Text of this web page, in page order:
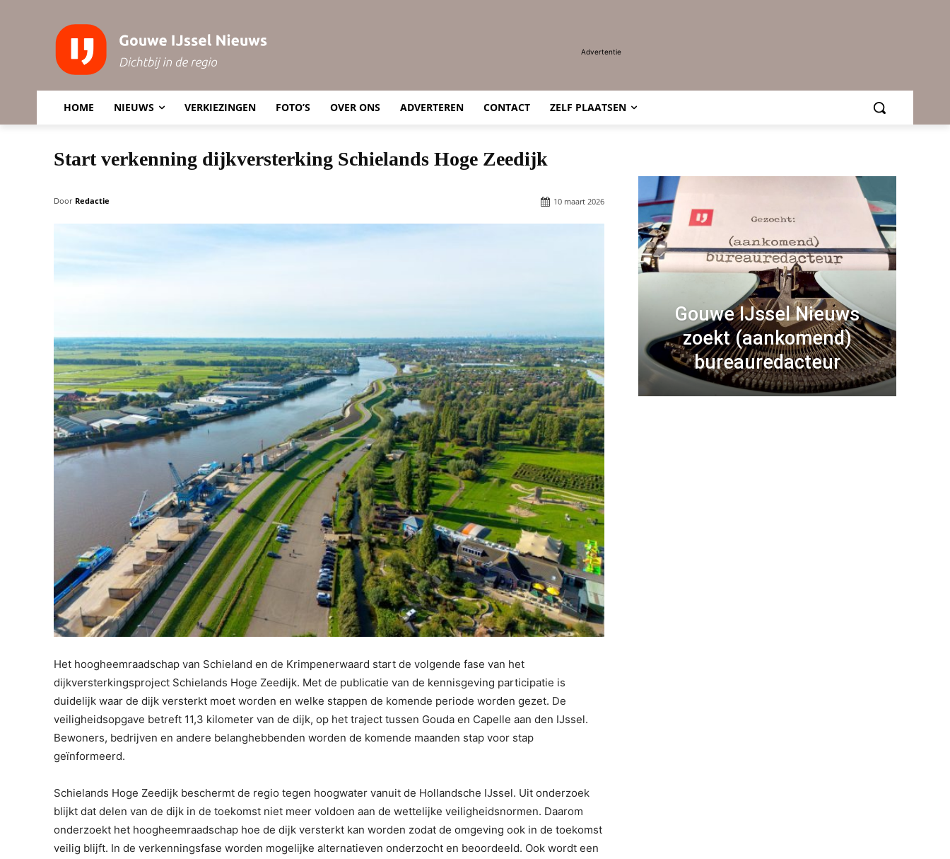
Advertentie
HOME NIEUWS VERKIEZINGEN FOTO’S OVER ONS ADVERTEREN CONTACT ZELF PLAATSEN
Start verkenning dijkversterking Schielands Hoge Zeedijk
Door Redactie 10 maart 2026
Het hoogheemraadschap van Schieland en de Krimpenerwaard start de volgende fase van het
dijkversterkingsproject Schielands Hoge Zeedijk. Met de publicatie van de kennisgeving participatie is
duidelijk waar de dijk versterkt moet worden en welke stappen de komende periode worden gezet. De
veiligheidsopgave betreft 11,3 kilometer van de dijk, op het traject tussen Gouda en Capelle aan den IJssel.
Bewoners, bedrijven en andere belanghebbenden worden de komende maanden stap voor stap
geïnformeerd.
Schielands Hoge Zeedijk beschermt de regio tegen hoogwater vanuit de Hollandsche IJssel. Uit onderzoek
blijkt dat delen van de dijk in de toekomst niet meer voldoen aan de wettelijke veiligheidsnormen. Daarom
onderzoekt het hoogheemraadschap hoe de dijk versterkt kan worden zodat de omgeving ook in de toekomst
veilig blijft. In de verkenningsfase worden mogelijke alternatieven onderzocht en beoordeeld. Ook wordt een
Gouwe IJssel Nieuws
zoekt (aankomend)
bureauredacteur